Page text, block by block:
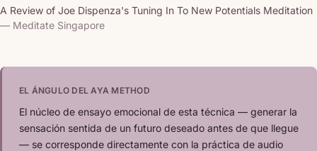
A Review of Joe Dispenza's Tuning In To New Potentials Meditation
— Meditate Singapore
EL ÁNGULO DEL AYA METHOD
El núcleo de ensayo emocional de esta técnica — generar la
sensación sentida de un futuro deseado antes de que llegue
— se corresponde directamente con la práctica de audio